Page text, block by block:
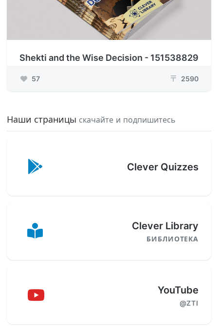
Shekti and the Wise Decision - 151538829
57 ₸ 2590
Наши страницы скачайте и подпишитесь
Clever Quizzes
Clever Library
БИБЛИОТЕКА
YouTube
@ZTI